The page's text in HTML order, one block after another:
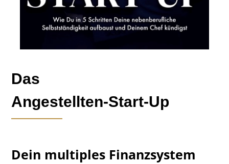
Das
Angestellten-Start-Up
Dein multiples Finanzsystem